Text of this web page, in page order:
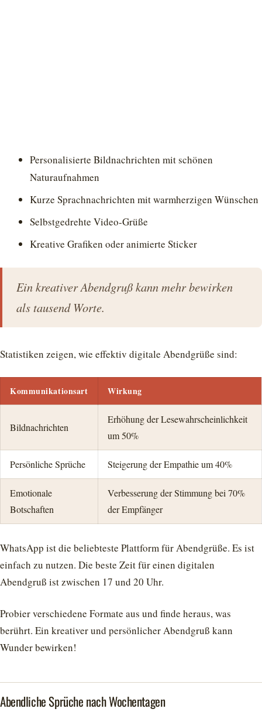
Personalisierte Bildnachrichten mit schönen
Naturaufnahmen
Kurze Sprachnachrichten mit warmherzigen Wünschen
Selbstgedrehte Video-Grüße
Kreative Grafiken oder animierte Sticker
Ein kreativer Abendgruß kann mehr bewirken
als tausend Worte.
Statistiken zeigen, wie effektiv digitale Abendgrüße sind:
Kommunikationsart Wirkung
Bildnachrichten
Erhöhung der Lesewahrscheinlichkeit
um 50%
Persönliche Sprüche Steigerung der Empathie um 40%
Emotionale
Botschaften
Verbesserung der Stimmung bei 70%
der Empfänger
WhatsApp ist die beliebteste Plattform für Abendgrüße. Es ist
einfach zu nutzen. Die beste Zeit für einen digitalen
Abendgruß ist zwischen 17 und 20 Uhr.
Probier verschiedene Formate aus und finde heraus, was
berührt. Ein kreativer und persönlicher Abendgruß kann
Wunder bewirken!
Abendliche Sprüche nach Wochentagen